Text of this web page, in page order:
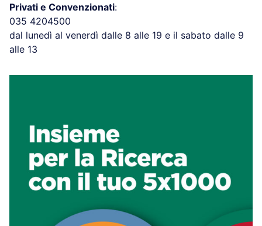
Privati e Convenzionati:
035 4204500
dal lunedì al venerdì dalle 8 alle 19 e il sabato dalle 9
alle 13